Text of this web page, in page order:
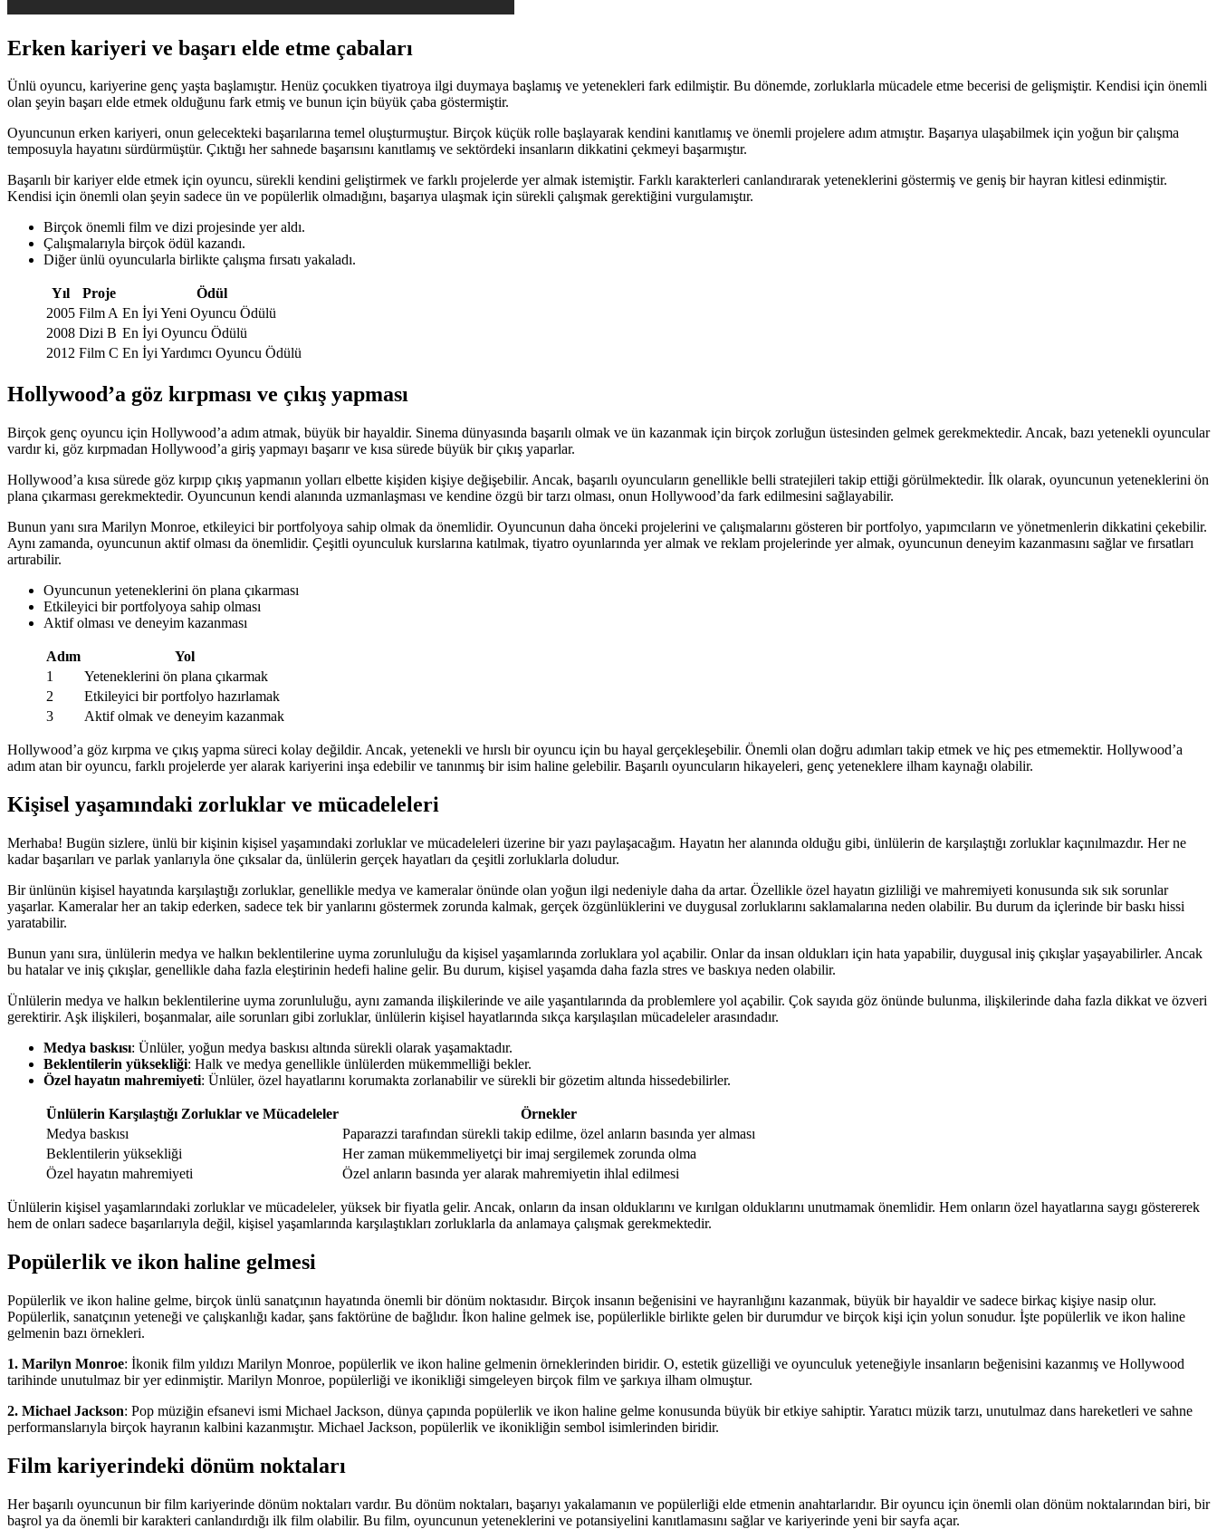
Erken kariyeri ve başarı elde etme çabaları
Ünlü oyuncu, kariyerine genç yaşta başlamıştır. Henüz çocukken tiyatroya ilgi duymaya başlamış ve yetenekleri fark edilmiştir. Bu dönemde, zorluklarla mücadele etme becerisi de gelişmiştir. Kendisi için önemli
olan şeyin başarı elde etmek olduğunu fark etmiş ve bunun için büyük çaba göstermiştir.
Oyuncunun erken kariyeri, onun gelecekteki başarılarına temel oluşturmuştur. Birçok küçük rolle başlayarak kendini kanıtlamış ve önemli projelere adım atmıştır. Başarıya ulaşabilmek için yoğun bir çalışma
temposuyla hayatını sürdürmüştür. Çıktığı her sahnede başarısını kanıtlamış ve sektördeki insanların dikkatini çekmeyi başarmıştır.
Başarılı bir kariyer elde etmek için oyuncu, sürekli kendini geliştirmek ve farklı projelerde yer almak istemiştir. Farklı karakterleri canlandırarak yeteneklerini göstermiş ve geniş bir hayran kitlesi edinmiştir.
Kendisi için önemli olan şeyin sadece ün ve popülerlik olmadığını, başarıya ulaşmak için sürekli çalışmak gerektiğini vurgulamıştır.
Birçok önemli film ve dizi projesinde yer aldı.
Çalışmalarıyla birçok ödül kazandı.
Diğer ünlü oyuncularla birlikte çalışma fırsatı yakaladı.
Yıl Proje
Ödül
2005 Film A En İyi Yeni Oyuncu Ödülü
2008 Dizi B En İyi Oyuncu Ödülü
2012 Film C En İyi Yardımcı Oyuncu Ödülü
Hollywood’a göz kırpması ve çıkış yapması
Birçok genç oyuncu için Hollywood’a adım atmak, büyük bir hayaldir. Sinema dünyasında başarılı olmak ve ün kazanmak için birçok zorluğun üstesinden gelmek gerekmektedir. Ancak, bazı yetenekli oyuncular
vardır ki, göz kırpmadan Hollywood’a giriş yapmayı başarır ve kısa sürede büyük bir çıkış yaparlar.
Hollywood’a kısa sürede göz kırpıp çıkış yapmanın yolları elbette kişiden kişiye değişebilir. Ancak, başarılı oyuncuların genellikle belli stratejileri takip ettiği görülmektedir. İlk olarak, oyuncunun yeteneklerini ön
plana çıkarması gerekmektedir. Oyuncunun kendi alanında uzmanlaşması ve kendine özgü bir tarzı olması, onun Hollywood’da fark edilmesini sağlayabilir.
Bunun yanı sıra Marilyn Monroe, etkileyici bir portfolyoya sahip olmak da önemlidir. Oyuncunun daha önceki projelerini ve çalışmalarını gösteren bir portfolyo, yapımcıların ve yönetmenlerin dikkatini çekebilir.
Aynı zamanda, oyuncunun aktif olması da önemlidir. Çeşitli oyunculuk kurslarına katılmak, tiyatro oyunlarında yer almak ve reklam projelerinde yer almak, oyuncunun deneyim kazanmasını sağlar ve fırsatları
artırabilir.
Oyuncunun yeteneklerini ön plana çıkarması
Etkileyici bir portfolyoya sahip olması
Aktif olması ve deneyim kazanması
Adım
Yol
1
Yeteneklerini ön plana çıkarmak
2
Etkileyici bir portfolyo hazırlamak
3
Aktif olmak ve deneyim kazanmak
Hollywood’a göz kırpma ve çıkış yapma süreci kolay değildir. Ancak, yetenekli ve hırslı bir oyuncu için bu hayal gerçekleşebilir. Önemli olan doğru adımları takip etmek ve hiç pes etmemektir. Hollywood’a
adım atan bir oyuncu, farklı projelerde yer alarak kariyerini inşa edebilir ve tanınmış bir isim haline gelebilir. Başarılı oyuncuların hikayeleri, genç yeteneklere ilham kaynağı olabilir.
Kişisel yaşamındaki zorluklar ve mücadeleleri
Merhaba! Bugün sizlere, ünlü bir kişinin kişisel yaşamındaki zorluklar ve mücadeleleri üzerine bir yazı paylaşacağım. Hayatın her alanında olduğu gibi, ünlülerin de karşılaştığı zorluklar kaçınılmazdır. Her ne
kadar başarıları ve parlak yanlarıyla öne çıksalar da, ünlülerin gerçek hayatları da çeşitli zorluklarla doludur.
Bir ünlünün kişisel hayatında karşılaştığı zorluklar, genellikle medya ve kameralar önünde olan yoğun ilgi nedeniyle daha da artar. Özellikle özel hayatın gizliliği ve mahremiyeti konusunda sık sık sorunlar
yaşarlar. Kameralar her an takip ederken, sadece tek bir yanlarını göstermek zorunda kalmak, gerçek özgünlüklerini ve duygusal zorluklarını saklamalarına neden olabilir. Bu durum da içlerinde bir baskı hissi
yaratabilir.
Bunun yanı sıra, ünlülerin medya ve halkın beklentilerine uyma zorunluluğu da kişisel yaşamlarında zorluklara yol açabilir. Onlar da insan oldukları için hata yapabilir, duygusal iniş çıkışlar yaşayabilirler. Ancak
bu hatalar ve iniş çıkışlar, genellikle daha fazla eleştirinin hedefi haline gelir. Bu durum, kişisel yaşamda daha fazla stres ve baskıya neden olabilir.
Ünlülerin medya ve halkın beklentilerine uyma zorunluluğu, aynı zamanda ilişkilerinde ve aile yaşantılarında da problemlere yol açabilir. Çok sayıda göz önünde bulunma, ilişkilerinde daha fazla dikkat ve özveri
gerektirir. Aşk ilişkileri, boşanmalar, aile sorunları gibi zorluklar, ünlülerin kişisel hayatlarında sıkça karşılaşılan mücadeleler arasındadır.
Medya baskısı: Ünlüler, yoğun medya baskısı altında sürekli olarak yaşamaktadır.
Beklentilerin yüksekliği: Halk ve medya genellikle ünlülerden mükemmelliği bekler.
Özel hayatın mahremiyeti: Ünlüler, özel hayatlarını korumakta zorlanabilir ve sürekli bir gözetim altında hissedebilirler.
Ünlülerin Karşılaştığı Zorluklar ve Mücadeleler
Örnekler
Medya baskısı
Paparazzi tarafından sürekli takip edilme, özel anların basında yer alması
Beklentilerin yüksekliği
Her zaman mükemmeliyetçi bir imaj sergilemek zorunda olma
Özel hayatın mahremiyeti
Özel anların basında yer alarak mahremiyetin ihlal edilmesi
Ünlülerin kişisel yaşamlarındaki zorluklar ve mücadeleler, yüksek bir fiyatla gelir. Ancak, onların da insan olduklarını ve kırılgan olduklarını unutmamak önemlidir. Hem onların özel hayatlarına saygı göstererek
hem de onları sadece başarılarıyla değil, kişisel yaşamlarında karşılaştıkları zorluklarla da anlamaya çalışmak gerekmektedir.
Popülerlik ve ikon haline gelmesi
Popülerlik ve ikon haline gelme, birçok ünlü sanatçının hayatında önemli bir dönüm noktasıdır. Birçok insanın beğenisini ve hayranlığını kazanmak, büyük bir hayaldir ve sadece birkaç kişiye nasip olur.
Popülerlik, sanatçının yeteneği ve çalışkanlığı kadar, şans faktörüne de bağlıdır. İkon haline gelmek ise, popülerlikle birlikte gelen bir durumdur ve birçok kişi için yolun sonudur. İşte popülerlik ve ikon haline
gelmenin bazı örnekleri.
1. Marilyn Monroe: İkonik film yıldızı Marilyn Monroe, popülerlik ve ikon haline gelmenin örneklerinden biridir. O, estetik güzelliği ve oyunculuk yeteneğiyle insanların beğenisini kazanmış ve Hollywood
tarihinde unutulmaz bir yer edinmiştir. Marilyn Monroe, popülerliği ve ikonikliği simgeleyen birçok film ve şarkıya ilham olmuştur.
2. Michael Jackson: Pop müziğin efsanevi ismi Michael Jackson, dünya çapında popülerlik ve ikon haline gelme konusunda büyük bir etkiye sahiptir. Yaratıcı müzik tarzı, unutulmaz dans hareketleri ve sahne
performanslarıyla birçok hayranın kalbini kazanmıştır. Michael Jackson, popülerlik ve ikonikliğin sembol isimlerinden biridir.
Film kariyerindeki dönüm noktaları
Her başarılı oyuncunun bir film kariyerinde dönüm noktaları vardır. Bu dönüm noktaları, başarıyı yakalamanın ve popülerliği elde etmenin anahtarlarıdır. Bir oyuncu için önemli olan dönüm noktalarından biri, bir
başrol ya da önemli bir karakteri canlandırdığı ilk film olabilir. Bu film, oyuncunun yeteneklerini ve potansiyelini kanıtlamasını sağlar ve kariyerinde yeni bir sayfa açar.